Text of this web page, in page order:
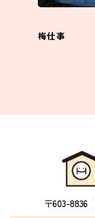
梅仕事
〒603-8836